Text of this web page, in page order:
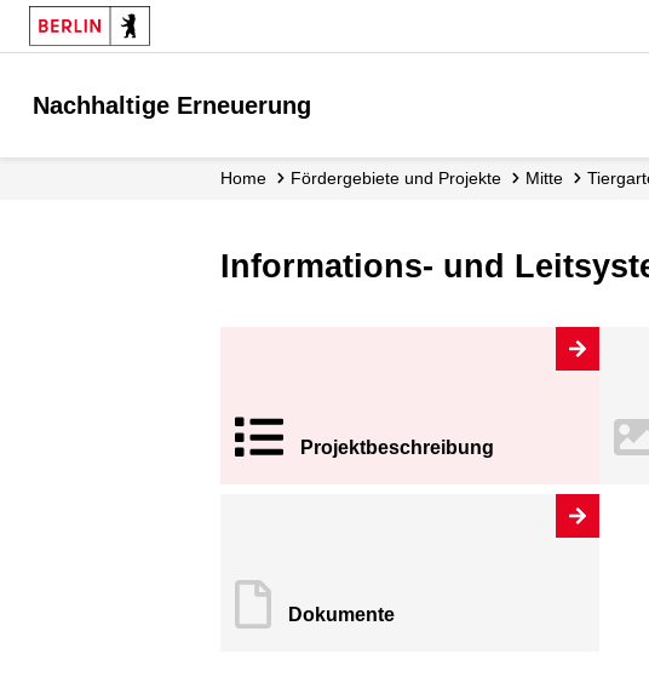
Nachhaltige Erneuerung
Home Fördergebiete und Projekte Mitte
Informations- und
Projekt­beschreibung
Dokumente